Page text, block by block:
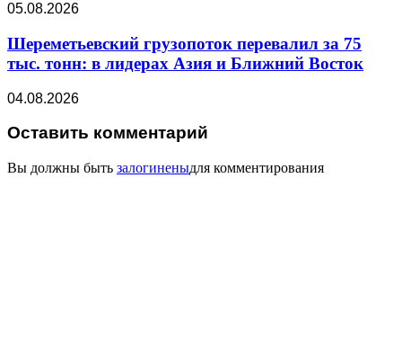
05.08.2026
Шереметьевский грузопоток перевалил за 75
тыс. тонн: в лидерах Азия и Ближний Восток
04.08.2026
Оставить комментарий
Вы должны быть залогиненыдля комментирования